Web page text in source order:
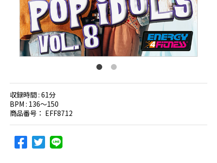
収録時間 : 61分
BPM : 136〜150
商品番号： EFF8712